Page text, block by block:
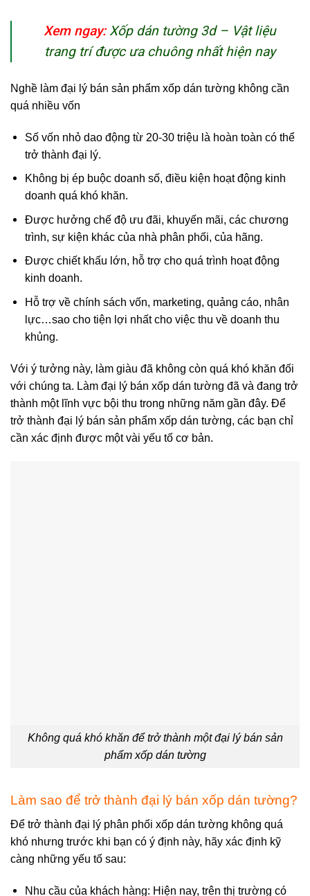
Xem ngay: Xốp dán tường 3d – Vật liệu
trang trí được ưa chuông nhất hiện nay
Nghề làm đại lý bán sản phẩm xốp dán tường không cần
quá nhiều vốn
Số vốn nhỏ dao động từ 20-30 triệu là hoàn toàn có thể
trở thành đại lý.
Không bị ép buộc doanh số, điều kiện hoạt động kinh
doanh quá khó khăn.
Được hưởng chế độ ưu đãi, khuyến mãi, các chương
trình, sự kiện khác của nhà phân phối, của hãng.
Được chiết khấu lớn, hỗ trợ cho quá trình hoạt động
kinh doanh.
Hỗ trợ về chính sách vốn, marketing, quảng cáo, nhân
lực…sao cho tiện lợi nhất cho việc thu về doanh thu
khủng.
Với ý tưởng này, làm giàu đã không còn quá khó khăn đối
với chúng ta. Làm đại lý bán xốp dán tường đã và đang trở
thành một lĩnh vực bội thu trong những năm gần đây. Để
trở thành đại lý bán sản phẩm xốp dán tường, các bạn chỉ
cần xác định được một vài yếu tố cơ bản.
Không quá khó khăn để trở thành một đại lý bán sản
phẩm xốp dán tường
Làm sao để trở thành đại lý bán xốp dán tường?
Để trở thành đại lý phân phối xốp dán tường không quá
khó nhưng trước khi bạn có ý định này, hãy xác định kỹ
càng những yếu tố sau:
Nhu cầu của khách hàng: Hiện nay, trên thị trường có